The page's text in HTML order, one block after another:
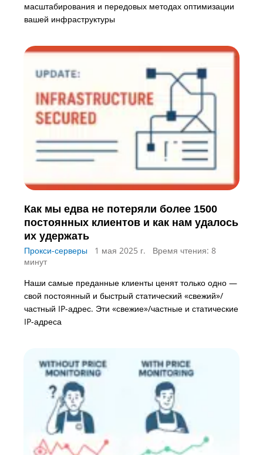
масштабирования и передовых методах оптимизации
вашей инфраструктуры
Как мы едва не потеряли более 1500
постоянных клиентов и как нам удалось
их удержать
Прокси-серверы 1 мая 2025 г.
Время чтения: 8
минут
Наши самые преданные клиенты ценят только одно —
свой постоянный и быстрый статический «свежий»/
частный IP-адрес. Эти «свежие»/частные и статические
IP-адреса